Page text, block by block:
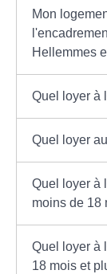
Mon
Hellemmes
Quel loyer à
Quel loyer
Quel loyer à
moins de 18
Quel loyer à
18 mois et